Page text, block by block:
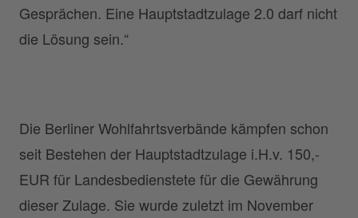
Gesprächen. Eine Hauptstadtzulage 2.0 darf nicht
die Lösung sein.“
Die Berliner Wohlfahrtsverbände kämpfen schon
seit Bestehen der Hauptstadtzulage i.H.v. 150,-
EUR für Landesbedienstete für die Gewährung
dieser Zulage. Sie wurde zuletzt im November